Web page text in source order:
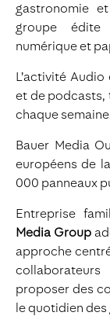
gastronomie
groupe édite
numérique et
L’activité
et de podcasts,
chaque
Bauer Media
européens de
000 panneaux
Entreprise
Media Group
approche
proposer des
le quotidien des